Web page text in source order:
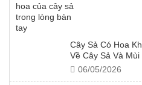
Cây Sả Có Hoa
Về Cây Sả Và
06/05/2026